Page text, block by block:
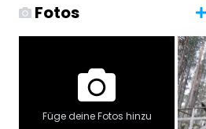
Fotos
Füge deine Fotos hinzu